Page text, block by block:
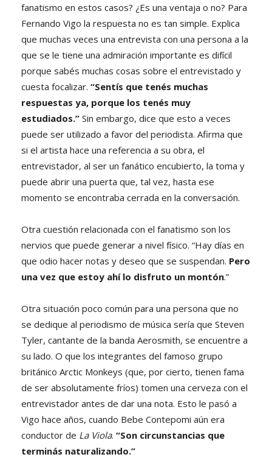
fanatismo en estos casos? ¿Es una ventaja o no? Para
Fernando Vigo la respuesta no es tan simple. Explica
que muchas veces una entrevista con una persona a la
que se le tiene una admiración importante es difícil
porque sabés muchas cosas sobre el entrevistado y
cuesta focalizar. “Sentís que tenés muchas
respuestas ya, porque los tenés muy
estudiados.” Sin embargo, dice que esto a veces
puede ser utilizado a favor del periodista. Afirma que
si el artista hace una referencia a su obra, el
entrevistador, al ser un fanático encubierto, la toma y
puede abrir una puerta que, tal vez, hasta ese
momento se encontraba cerrada en la conversación.
Otra cuestión relacionada con el fanatismo son los
nervios que puede generar a nivel físico. “Hay días en
que odio hacer notas y deseo que se suspendan. Pero
una vez que estoy ahí lo disfruto un montón.”
Otra situación poco común para una persona que no
se dedique al periodismo de música sería que Steven
Tyler, cantante de la banda Aerosmith, se encuentre a
su lado. O que los integrantes del famoso grupo
británico Arctic Monkeys (que, por cierto, tienen fama
de ser absolutamente fríos) tomen una cerveza con el
entrevistador antes de dar una nota. Esto le pasó a
Vigo hace años, cuando Bebe Contepomi aún era
conductor de La Viola. “Son circunstancias que
terminás naturalizando.”